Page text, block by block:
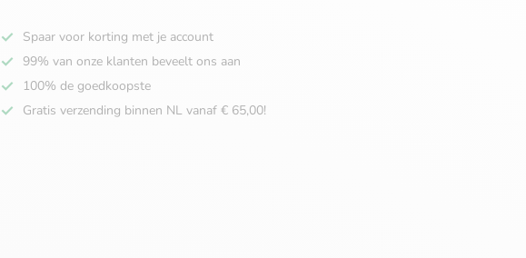
Spaar voor korting met je account
99% van onze klanten beveelt ons aan
100% de goedkoopste
Gratis verzending binnen NL vanaf € 65,00!